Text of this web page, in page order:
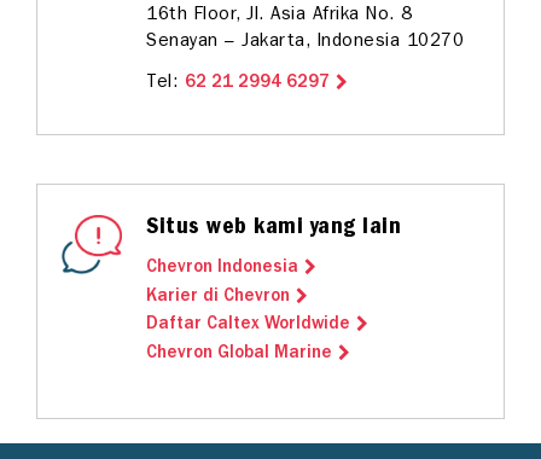
16th Floor, Jl. Asia Afrika No. 8
Senayan – Jakarta, Indonesia 10270
Tel: 62 21 2994 6297
Situs web kami yang lain
Chevron Indonesia
Karier di Chevron
Daftar Caltex Worldwide
Chevron Global Marine